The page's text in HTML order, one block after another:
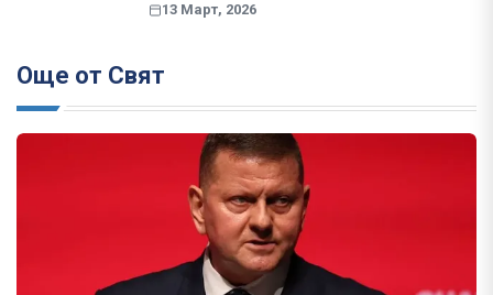
13 Март, 2026
Още от Свят